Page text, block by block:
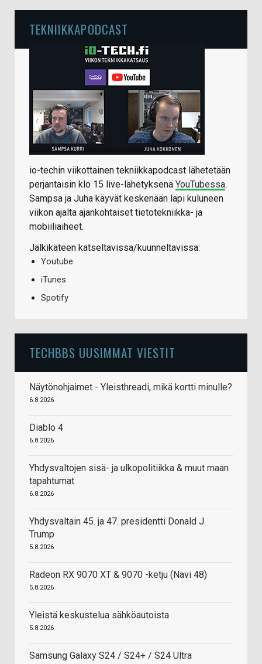
TEKNIIKKAPODCAST
io-techin viikottainen tekniikkapodcast lähetetään
perjantaisin klo 15 live-lähetyksenä YouTubessa.
Sampsa ja Juha käyvät keskenään läpi kuluneen
viikon ajalta ajankohtaiset tietotekniikka- ja
mobiiliaiheet.
Jälkikäteen katseltavissa/kuunneltavissa:
Youtube
iTunes
Spotify
TECHBBS UUSIMMAT VIESTIT
Näytönohjaimet - Yleisthreadi, mikä kortti minulle?
6.8.2026
Diablo 4
6.8.2026
Yhdysvaltojen sisä- ja ulkopolitiikka & muut maan
tapahtumat
6.8.2026
Yhdysvaltain 45. ja 47. presidentti Donald J.
Trump
5.8.2026
Radeon RX 9070 XT & 9070 -ketju (Navi 48)
5.8.2026
Yleistä keskustelua sähköautoista
5.8.2026
Samsung Galaxy S24 / S24+ / S24 Ultra